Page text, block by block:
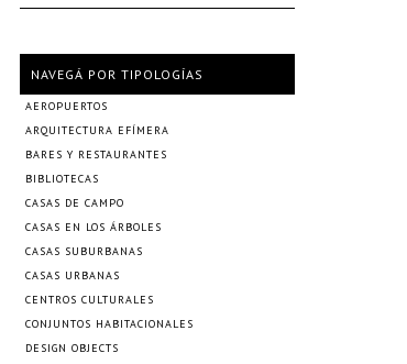
NAVEGÁ POR TIPOLOGÍAS
AEROPUERTOS
ARQUITECTURA EFÍMERA
BARES Y RESTAURANTES
BIBLIOTECAS
CASAS DE CAMPO
CASAS EN LOS ÁRBOLES
CASAS SUBURBANAS
CASAS URBANAS
CENTROS CULTURALES
CONJUNTOS HABITACIONALES
DESIGN OBJECTS